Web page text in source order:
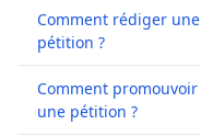
Comment rédiger une
pétition ?
Comment promouvoir
une pétition ?